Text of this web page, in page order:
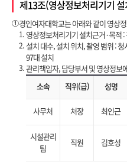
제13조(영상정보처리기기
①경인여자대학교는 아래와 같이 영상
1. 영상정보처리기기 설치근거·목적
2. 설치 대수, 설치 위치, 촬영 범위 :
97대 설치
3. 관리책임자, 담당부서 및 영상정보
소속 직위(급) 성명
사무처 처장 최인근
시설관리
팀
직원 김호성